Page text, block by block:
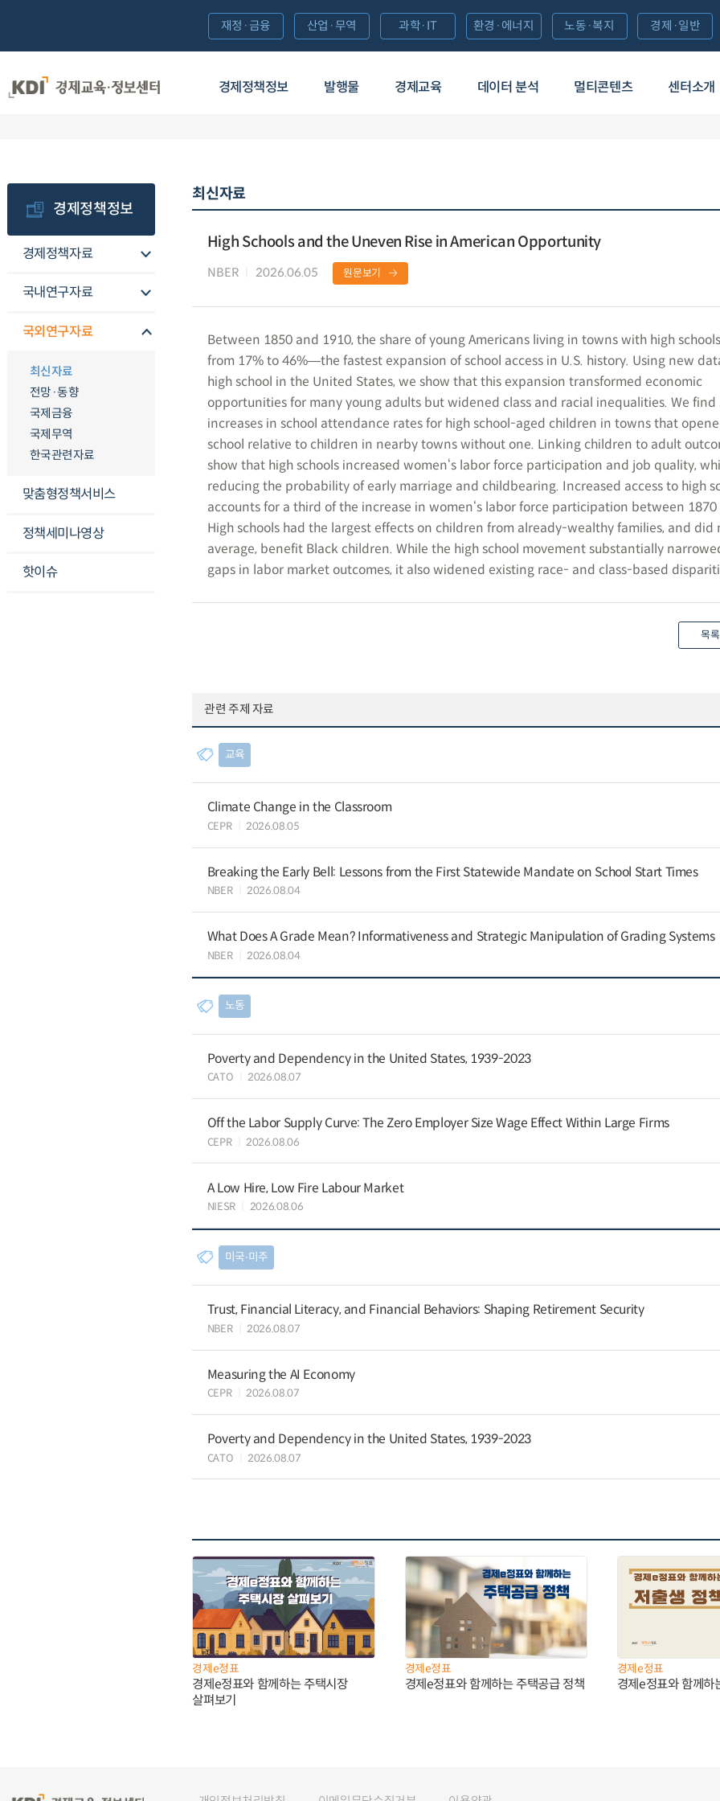
경제정책정보 발행물 경제교육 데이터 분석 멀티콘텐츠 센터소개
재정·금융 산업·무역 과학·IT 환경·에너지 노동·복지 경제·일반
경제정책정보
경제정책자료
국내연구자료
국외연구자료
최신자료
전망·동향
국제금융
국제무역
한국관련자료
맞춤형정책서비스
정책세미나영상
핫이슈
최신자료
High Schools and the Uneven Rise in American Opportunity
NBER 2026.06.05 원문보기
Between 1850 and 1910, the share of young Americans living in towns with high
from 17% to 46%―the fastest expansion of school access in U.S. history. Using new
high school in the United States, we show that this expansion transformed economic
opportunities for many young adults but widened class and racial inequalities. We find
increases in school attendance rates for high school-aged children in towns that
school relative to children in nearby towns without one. Linking children to adult
show that high schools increased women‘s labor force participation and job quality,
reducing the probability of early marriage and childbearing. Increased access to high
accounts for a third of the increase in women‘s labor force participation between 1870
High schools had the largest effects on children from already-wealthy families, and did
average, benefit Black children. While the high school movement substantially
gaps in labor market outcomes, it also widened existing race- and class-based
목
관련 주제 자료
교육
Climate Change in the Classroom
CEPR 2026.08.05
Breaking the Early Bell: Lessons from the First Statewide Mandate on School Start Times
NBER 2026.08.04
What Does A Grade Mean? Informativeness and Strategic Manipulation of Grading Systems
NBER 2026.08.04
노동
Poverty and Dependency in the United States, 1939-2023
CATO 2026.08.07
Off the Labor Supply Curve: The Zero Employer Size Wage Effect Within Large Firms
CEPR 2026.08.06
A Low Hire, Low Fire Labour Market
NIESR 2026.08.06
미국∙미주
Trust, Financial Literacy, and Financial Behaviors: Shaping Retirement Security
NBER 2026.08.07
Measuring the AI Economy
CEPR 2026.08.07
Poverty and Dependency in the United States, 1939-2023
CATO 2026.08.07
경제e정표
경제e정표와 함께하는 주택시장
살펴보기
경제e정표
경제e정표와 함께하는 주택공급 정책
경제e정표
경제e정표와 함께하